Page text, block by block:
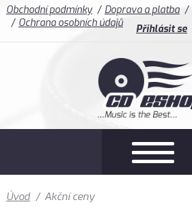
Obchodní podmínky Doprava a platba
Ochrana osobních údajů
Přihlásit se
Úvod / Akční ceny